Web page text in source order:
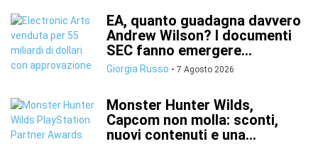
EA, quanto guadagna davvero
Andrew Wilson? I documenti
SEC fanno emergere...
Giorgia Russo - 7 Agosto 2026
Monster Hunter Wilds,
Capcom non molla: sconti,
nuovi contenuti e una...